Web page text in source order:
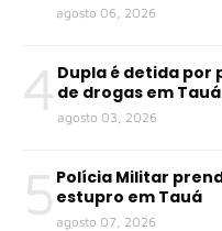
agosto 06, 2026
4 Dupla é detida
de drogas em Tauá
agosto 03, 2026
5 Polícia Militar
estupro em Tauá
agosto 07, 2026